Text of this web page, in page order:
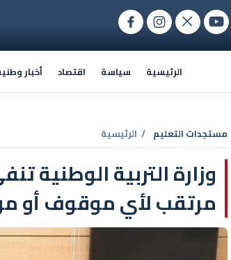
الرئيسية سياسة اقتصاد أخبار
مستجدات التعليم / الرئيسية
وزارة التربية
مرتقب لأي موقوف أو